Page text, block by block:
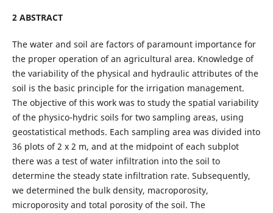
2 ABSTRACT
The water and soil are factors of paramount importance for
the proper operation of an agricultural area. Knowledge of
the variability of the physical and hydraulic attributes of the
soil is the basic principle for the irrigation management.
The objective of this work was to study the spatial variability
of the physico-hydric soils for two sampling areas, using
geostatistical methods. Each sampling area was divided into
36 plots of 2 x 2 m, and at the midpoint of each subplot
there was a test of water infiltration into the soil to
determine the steady state infiltration rate. Subsequently,
we determined the bulk density, macroporosity,
microporosity and total porosity of the soil. The